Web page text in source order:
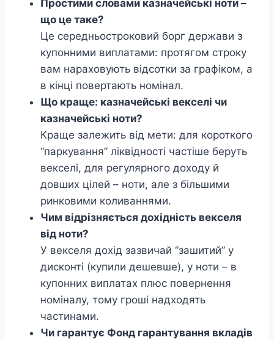
Простими словами казначейські ноти –
що це таке?
Це середньостроковий борг держави з
купонними виплатами: протягом строку
вам нараховують відсотки за графіком, а
в кінці повертають номінал.
Що краще: казначейські векселі чи
казначейські ноти?
Краще залежить від мети: для короткого
“паркування” ліквідності частіше беруть
векселі, для регулярного доходу й
довших цілей – ноти, але з більшими
ринковими коливаннями.
Чим відрізняється дохідність векселя
від ноти?
У векселя дохід зазвичай “зашитий” у
дисконті (купили дешевше), у ноти – в
купонних виплатах плюс повернення
номіналу, тому гроші надходять
частинами.
Чи гарантує Фонд гарантування вкладів